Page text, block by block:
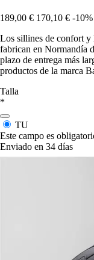
189,00 € 170,10 € -10%
Los sillines de confort y
fabrican en Normandía
plazo de entrega más
productos de la marca
Talla
*
TU
Este campo es
Enviado en 34 días